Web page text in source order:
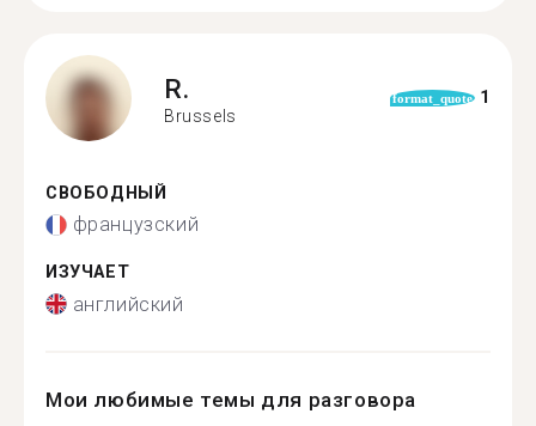
R.
Brussels
format_quote 1
СВОБОДНЫЙ
французский
ИЗУЧАЕТ
английский
Мои любимые темы для разговора